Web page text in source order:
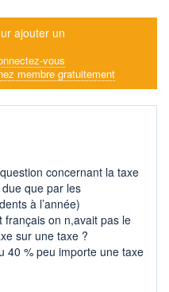
ajouter un
vous
membre gratuitement
concernant la taxe
due que par les
à l’année)
français on n,avait pas le
sur une taxe ?
40 % peu importe une taxe